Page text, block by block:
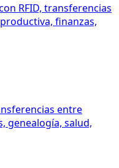
RFID, transferencias
finanzas,
entre
genealogía, salud,